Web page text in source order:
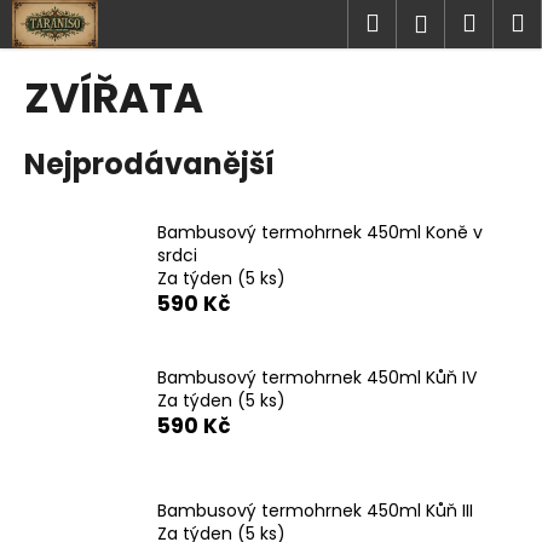
Přejít
na
obsah
Hledat
ZVÍŘATA
Nejprodávanější
Bambusový termohrnek 450ml Koně v
srdci
Za týden (5 ks)
590 Kč
Bambusový termohrnek 450ml Kůň IV
Za týden (5 ks)
590 Kč
Bambusový termohrnek 450ml Kůň III
Za týden (5 ks)
K
o
o